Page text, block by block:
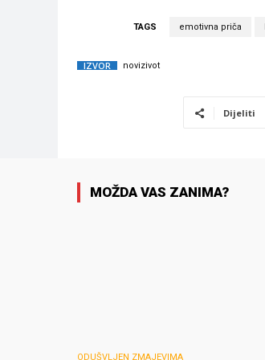
TAGS emotivna priča
IZVOR novizivot
Dijeliti
MOŽDA VAS ZANIMA?
ODUŠVLJEN ZMAJEVIMA